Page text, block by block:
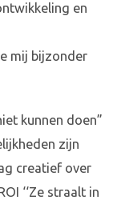
en
mij bijzonder
kunnen doen”
zijn
creatief over
‘‘Ze straalt in